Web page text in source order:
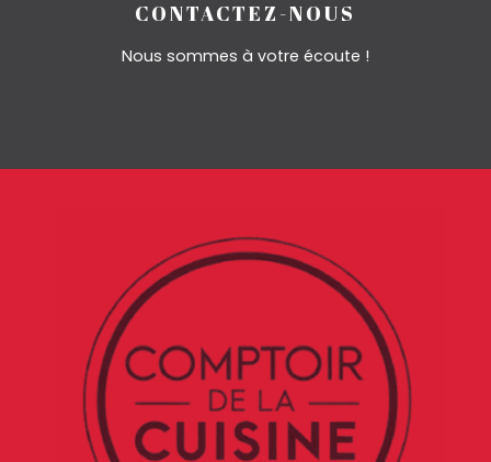
CONTACTEZ-NOUS
Nous sommes à votre écoute !